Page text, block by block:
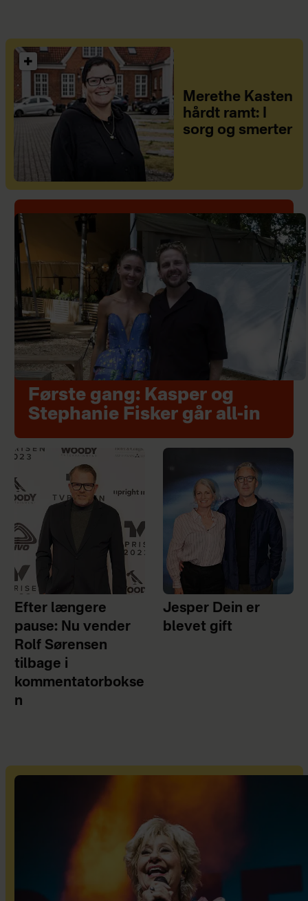
Merethe Kasten
hårdt ramt: I
sorg og smerter
Første gang: Kasper og
Stephanie Fisker går all-in
Efter længere
pause: Nu vender
Rolf Sørensen
tilbage i
kommentatorbokse
n
Jesper Dein er
blevet gift